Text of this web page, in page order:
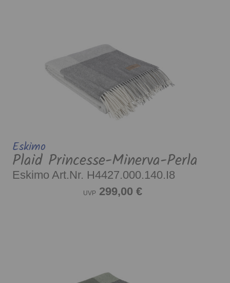
Eskimo
Plaid Princesse-Minerva-Perla
Eskimo Art.Nr. H4427.000.140.I8
UVP 299,00 €